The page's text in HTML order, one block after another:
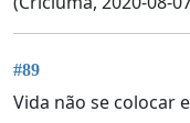
#89
Vida não se colocar